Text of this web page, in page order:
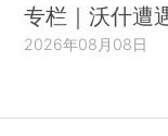
专栏｜沃什遭
2026年08月08日